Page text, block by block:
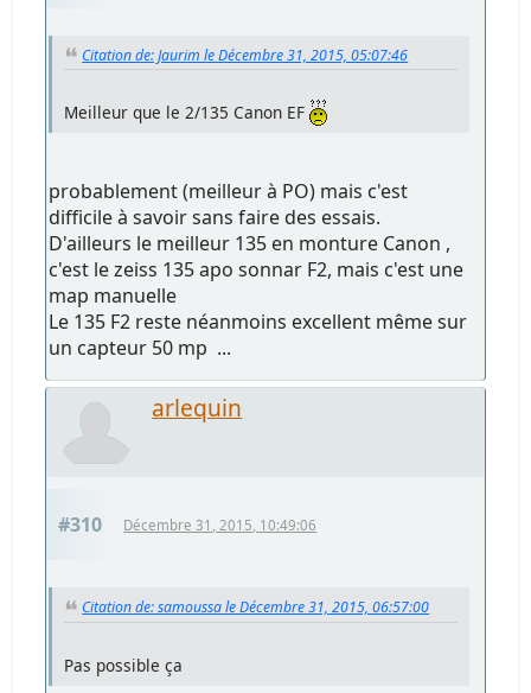
Citation de: Jaurim le Décembre 31, 2015, 05:07:46
Meilleur que le 2/135 Canon EF
probablement (meilleur à PO) mais c'est
difficile à savoir sans faire des essais.
D'ailleurs le meilleur 135 en monture Canon ,
c'est le zeiss 135 apo sonnar F2, mais c'est une
map manuelle
Le 135 F2 reste néanmoins excellent même sur
un capteur 50 mp ...
arlequin
#310 Décembre 31, 2015, 10:49:06
Citation de: samoussa le Décembre 31, 2015, 06:57:00
Pas possible ça